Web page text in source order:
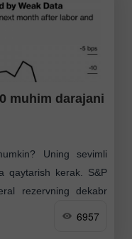
muhim darajani
Uning sevimli
qaytarish kerak. S&P
rezervning dekabr
Oktyabr
6957